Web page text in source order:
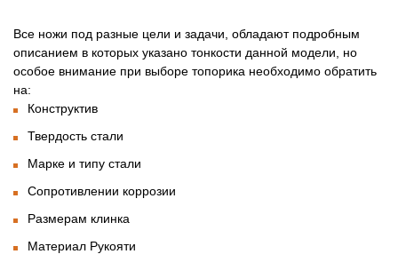
Все ножи под разные цели и задачи, обладают подробным
описанием в которых указано тонкости данной модели, но
особое внимание при выборе топорика необходимо обратить
на:
Конструктив
Твердость стали
Марке и типу стали
Сопротивлении коррозии
Размерам клинка
Материал Рукояти